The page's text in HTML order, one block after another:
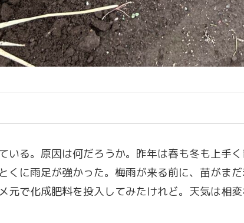
いる。原因は何だろうか。昨年は春も冬も上手
くに雨足が強かった。梅雨が来る前に、苗がま
元で化成肥料を投入してみたけれど。天気は相